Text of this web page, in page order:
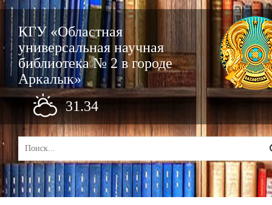
КГУ «Областная
универсальная научная
библиотека № 2 в городе
Аркалык»
31.34